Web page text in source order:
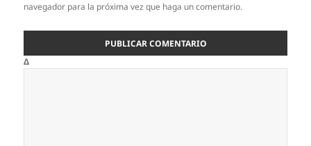
navegador para la próxima vez que haga un comentario.
Δ